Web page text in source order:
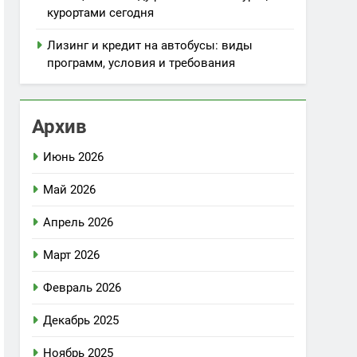
курортами сегодня
Лизинг и кредит на автобусы: виды
программ, условия и требования
Архив
Июнь 2026
Май 2026
Апрель 2026
Март 2026
Февраль 2026
Декабрь 2025
Ноябрь 2025